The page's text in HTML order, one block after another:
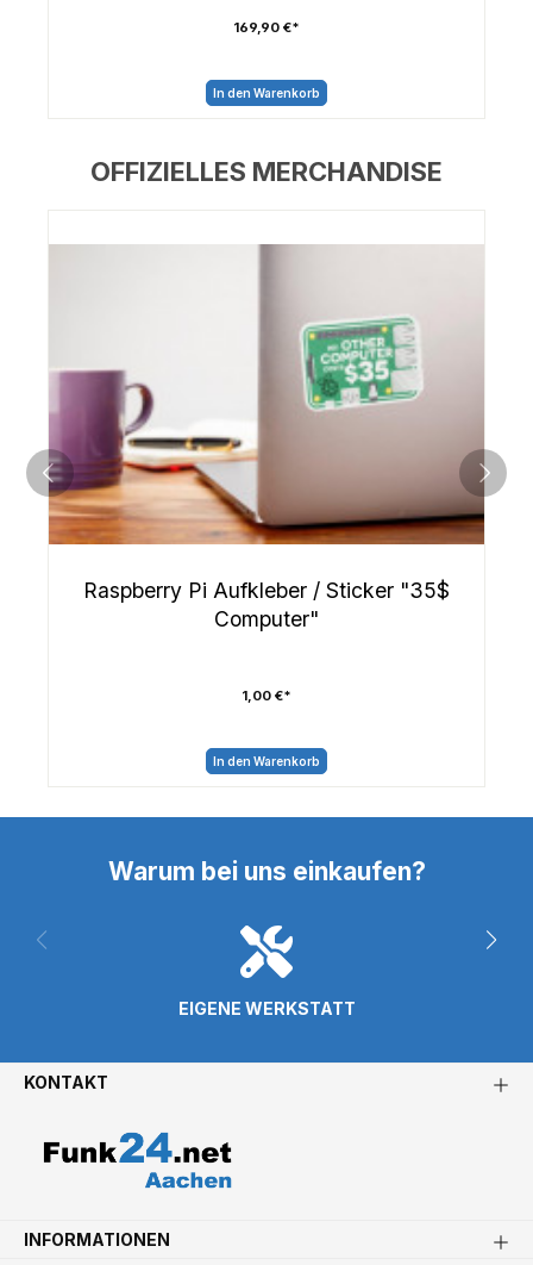
169,90 €*
In den Warenkorb
OFFIZIELLES MERCHANDISE
Raspberry Pi Aufkleber / Sticker "35$
Computer"
1,00 €*
In den Warenkorb
Warum bei uns einkaufen?
EIGENE WERKSTATT
KONTAKT
INFORMATIONEN